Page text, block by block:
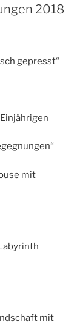
2018
gepresst“
mit
mit